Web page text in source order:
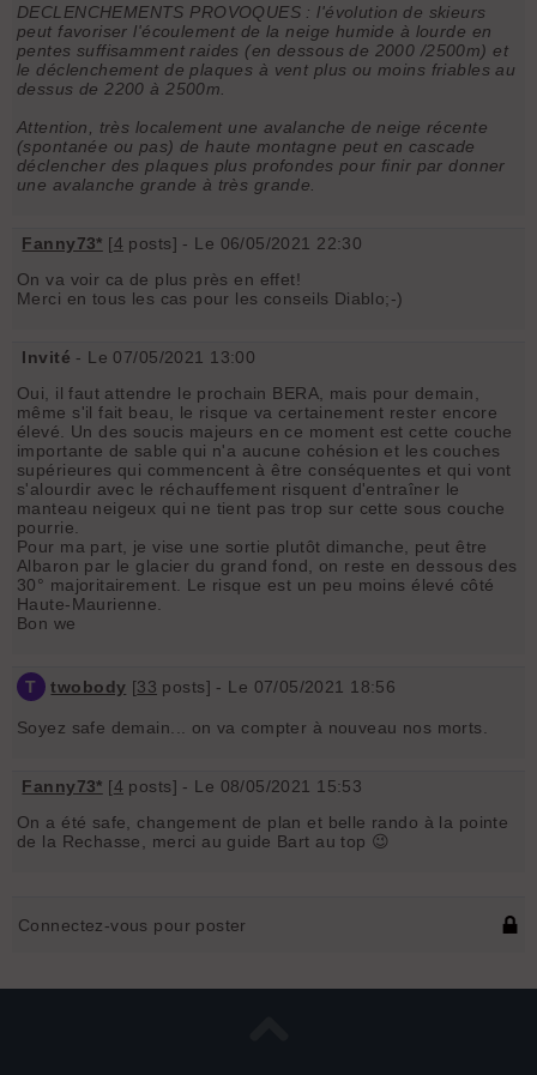
DECLENCHEMENTS PROVOQUES : l'évolution de skieurs
peut favoriser l'écoulement de la neige humide à lourde en
pentes suffisamment raides (en dessous de 2000 /2500m) et
le déclenchement de plaques à vent plus ou moins friables au
dessus de 2200 à 2500m.
Attention, très localement une avalanche de neige récente
(spontanée ou pas) de haute montagne peut en cascade
déclencher des plaques plus profondes pour finir par donner
une avalanche grande à très grande.
Fanny73* [4 posts] - Le 06/05/2021 22:30
On va voir ca de plus près en effet!
Merci en tous les cas pour les conseils Diablo;-)
Invité - Le 07/05/2021 13:00
Oui, il faut attendre le prochain BERA, mais pour demain,
même s'il fait beau, le risque va certainement rester encore
élevé. Un des soucis majeurs en ce moment est cette couche
importante de sable qui n'a aucune cohésion et les couches
supérieures qui commencent à être conséquentes et qui vont
s'alourdir avec le réchauffement risquent d'entraîner le
manteau neigeux qui ne tient pas trop sur cette sous couche
pourrie.
Pour ma part, je vise une sortie plutôt dimanche, peut être
Albaron par le glacier du grand fond, on reste en dessous des
30° majoritairement. Le risque est un peu moins élevé côté
Haute-Maurienne.
Bon we
T twobody [33 posts] - Le 07/05/2021 18:56
Soyez safe demain... on va compter à nouveau nos morts.
Fanny73* [4 posts] - Le 08/05/2021 15:53
On a été safe, changement de plan et belle rando à la pointe
de la Rechasse, merci au guide Bart au top 😉
Connectez-vous pour poster